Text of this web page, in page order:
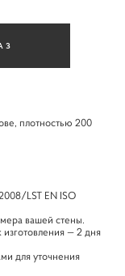
плотностью 200
LST EN ISO
вашей стены.
— 2 дня
для уточнения